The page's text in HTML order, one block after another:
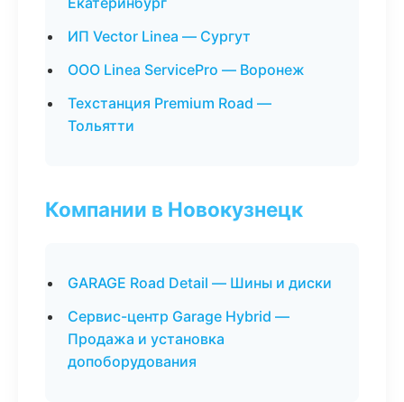
ИП Vector Linea — Сургут
ООО Linea ServicePro — Воронеж
Техстанция Premium Road —
Тольятти
Компании в Новокузнецк
GARAGE Road Detail — Шины и диски
Сервис-центр Garage Hybrid —
Продажа и установка
допоборудования